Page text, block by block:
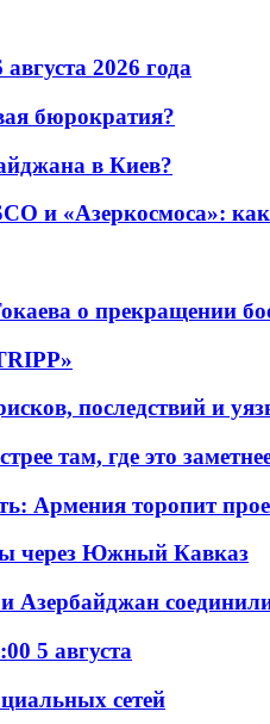
2026 года
бюрократия?
в Киев?
и «Азеркосмоса»:
о прекращении
последствий и
там, где это
Армения торопит
через Южный Кавказ
5 августа
сетей